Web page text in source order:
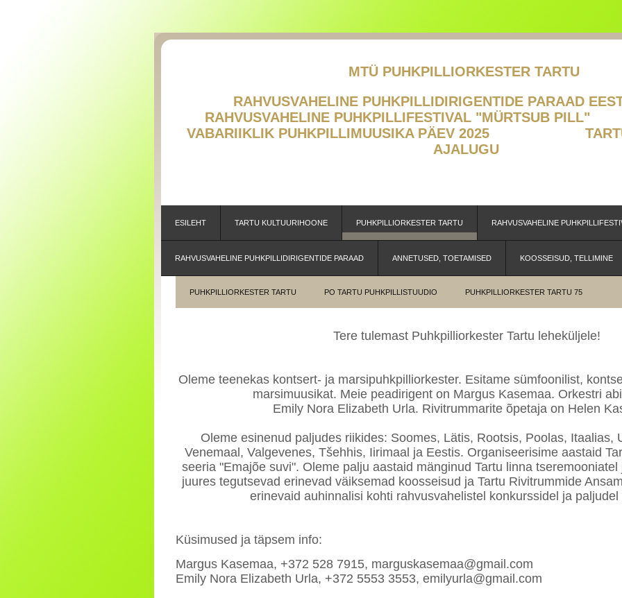
MTÜ PUHKPILLIORKESTER TARTU
RAHVUSVAHELINE PUHKPILLIDIRIGENTIDE
RAHVUSVAHELINE PUHKPILLIFESTIVAL
VABARIIKLIK PUHKPILLIMUUSIKA PÄEV 2025
AJALUGU
ESILEHT TARTU KULTUURIHOONE PUHKPILLIORKESTER TARTU RAHVUSVAHELINE
RAHVUSVAHELINE PUHKPILLIDIRIGENTIDE PARAAD ANNETUSED, TOETAMISED KOOSSEISUD, TELLIMINE
PUHKPILLIORKESTER TARTU PO TARTU PUHKPILLISTUUDIO PUHKPILLIORKESTER TARTU 75
Tere tulemast Puhkpilliorkester Tartu leheküljele!
Oleme teenekas kontsert- ja marsipuhkpilliorkester. Esitame sümfoonilist,
marsimuusikat. Meie peadirigent on Margus Kasemaa. Orkestri
Emily Nora Elizabeth Urla. Rivitrummarite õpetaja on Helen
Oleme esinenud paljudes riikides: Soomes, Lätis, Rootsis, Poolas, Itaalias,
Venemaal, Valgevenes, Tšehhis, Iirimaal ja Eestis. Organiseerisime aastaid
seeria "Emajõe suvi". Oleme palju aastaid mänginud Tartu linna
juures tegutsevad erinevad väiksemad koosseisud ja Tartu Rivitrummide
erinevaid auhinnalisi kohti rahvusvahelistel konkurssidel ja paljudel
Küsimused ja täpsem info:
Margus Kasemaa, +372 528 7915, marguskasemaa@gmail.com
Emily Nora Elizabeth Urla, +372 5553 3553, emilyurla@gmail.com